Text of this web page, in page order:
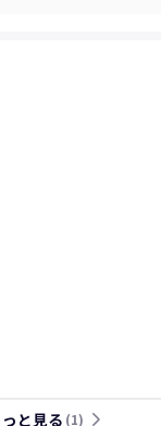
と見る (1) arrow_forward_ios